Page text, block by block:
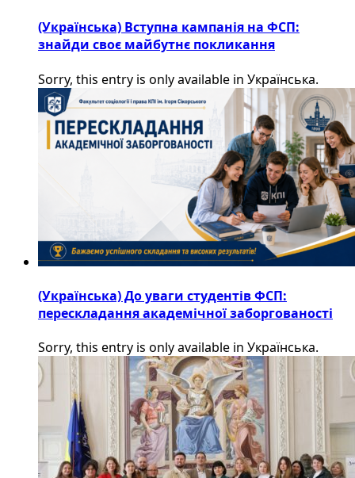
(Українська) Вступна кампанія на ФСП:
знайди своє майбутнє покликання
Sorry, this entry is only available in Українська.
(Українська) До уваги студентів ФСП:
перескладання академічної заборгованості
Sorry, this entry is only available in Українська.